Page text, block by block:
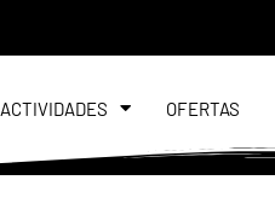
ACTIVIDADES OFERTAS